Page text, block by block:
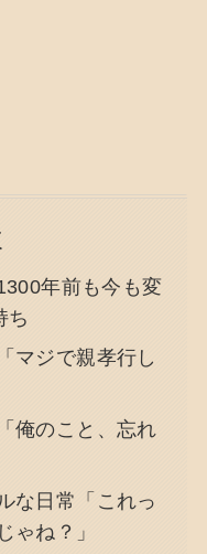
年前も今も変
ち
マジで親孝行し
俺のこと、忘れ
な日常「これっ
ゃね？」